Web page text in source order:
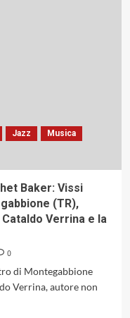
Jazz
Musica
Baker: Vissi
(TR),
Verrina e la
0
di Montegabbione
Verrina, autore non